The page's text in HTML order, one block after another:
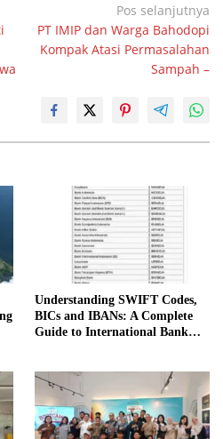
Pos selanjutnya
PT IMIP dan Warga Bahodopi
Kompak Atasi Permasalahan
Sampah –
Understanding SWIFT Codes,
BICs and IBANs: A Complete
Guide to International Bank